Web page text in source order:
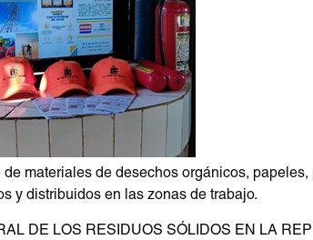
materiales de desechos orgánicos,
y distribuidos en las zonas de trabajo.
DE LOS RESIDUOS SÓLIDOS EN LA